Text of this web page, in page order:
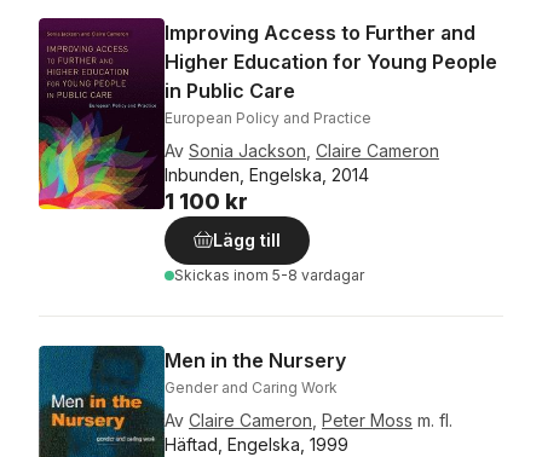
Improving Access to Further and
Higher Education for Young People
in Public Care
European Policy and Practice
Av Sonia Jackson, Claire Cameron
Inbunden, Engelska, 2014
1 100 kr
Lägg till
Skickas inom 5-8 vardagar
Men in the Nursery
Gender and Caring Work
Av Claire Cameron, Peter Moss m. fl.
Häftad, Engelska, 1999